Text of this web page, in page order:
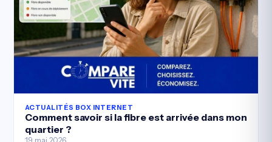
ACTUALITÉS BOX INTERNET
Comment savoir si la fibre est arrivée dans mon
quartier ?